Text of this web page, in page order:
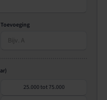
Toevoeging
25.000 tot 75.000